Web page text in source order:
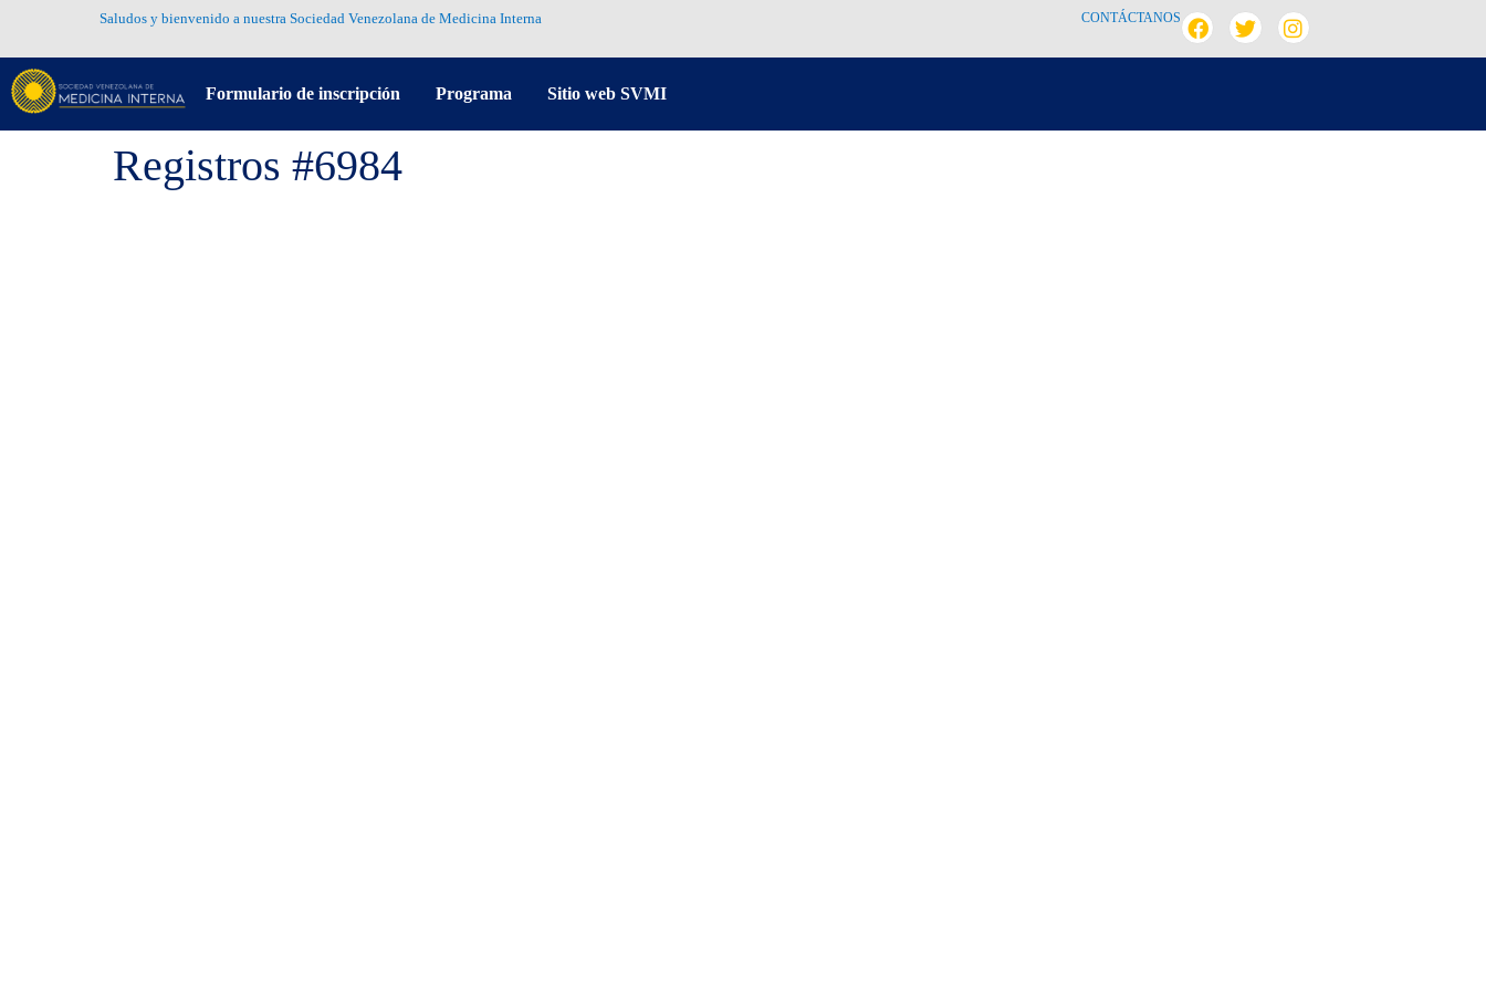
Saludos y bienvenido a nuestra Sociedad Venezolana de Medicina Interna CONTÁCTANOS
Formulario de inscripción Programa Sitio web SVMI
Registros #6984